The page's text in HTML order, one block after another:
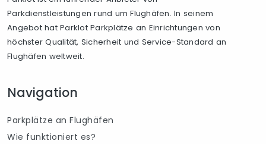
Parkdienstleistungen rund um Flughäfen. In seinem
Angebot hat Parklot Parkplätze an Einrichtungen von
höchster Qualität, Sicherheit und Service-Standard an
Flughäfen weltweit.
Navigation
Parkplätze an Flughäfen
Wie funktioniert es?